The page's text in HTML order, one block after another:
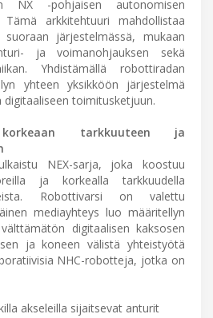
NX -pohjaisen autonomisen
Tämä arkkitehtuuri mahdollistaa
suoraan järjestelmässä, mukaan
ja voimanohjauksen sekä
Yhdistämällä robottiradan
yhteen yksikköön järjestelmä
toimitusketjuun.
korkeaan tarkkuuteen ja
NEX-sarja, joka koostuu
ja korkealla tarkkuudella
Robottivarsi on valettu
mediayhteys luo määritellyn
digitaalisen kaksosen
ja koneen välistä yhteistyötä
NHC-robotteja, jotka on
akseleilla sijaitsevat anturit